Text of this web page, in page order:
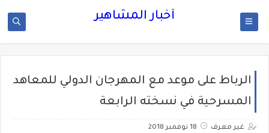
أخبار المشاهير
الرباط على موعد مع المهرجان الدولي للمعاهد
المسرحية في نسخته الرابعة
غير معرف 18 نوفمبر 2018